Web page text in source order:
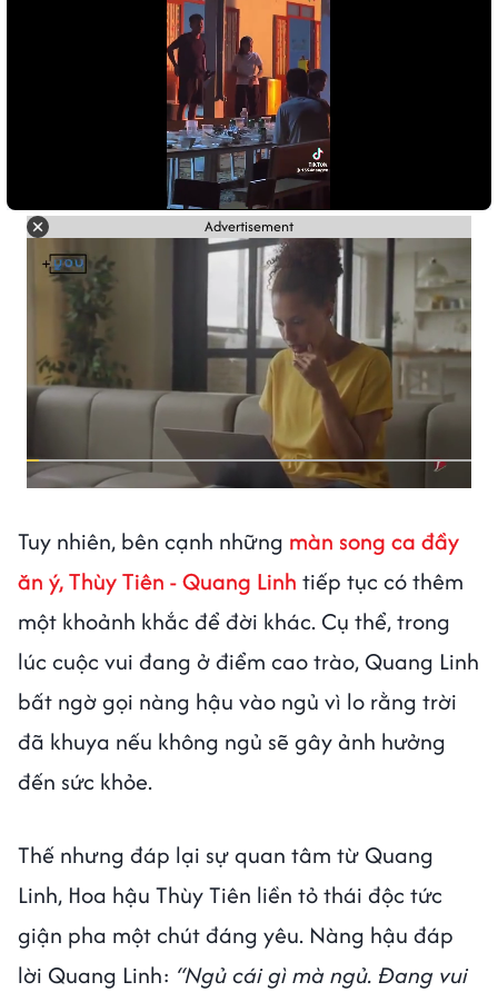
Advertisement
Tuy nhiên, bên cạnh những màn song ca đầy
ăn ý, Thùy Tiên - Quang Linh tiếp tục có thêm
một khoảnh khắc để đời khác. Cụ thể, trong
lúc cuộc vui đang ở điểm cao trào, Quang Linh
bất ngờ gọi nàng hậu vào ngủ vì lo rằng trời
đã khuya nếu không ngủ sẽ gây ảnh hưởng
đến sức khỏe.
Thế nhưng đáp lại sự quan tâm từ Quang
Linh, Hoa hậu Thùy Tiên liền tỏ thái độc tức
giận pha một chút đáng yêu. Nàng hậu đáp
lời Quang Linh: “Ngủ cái gì mà ngủ. Đang vui